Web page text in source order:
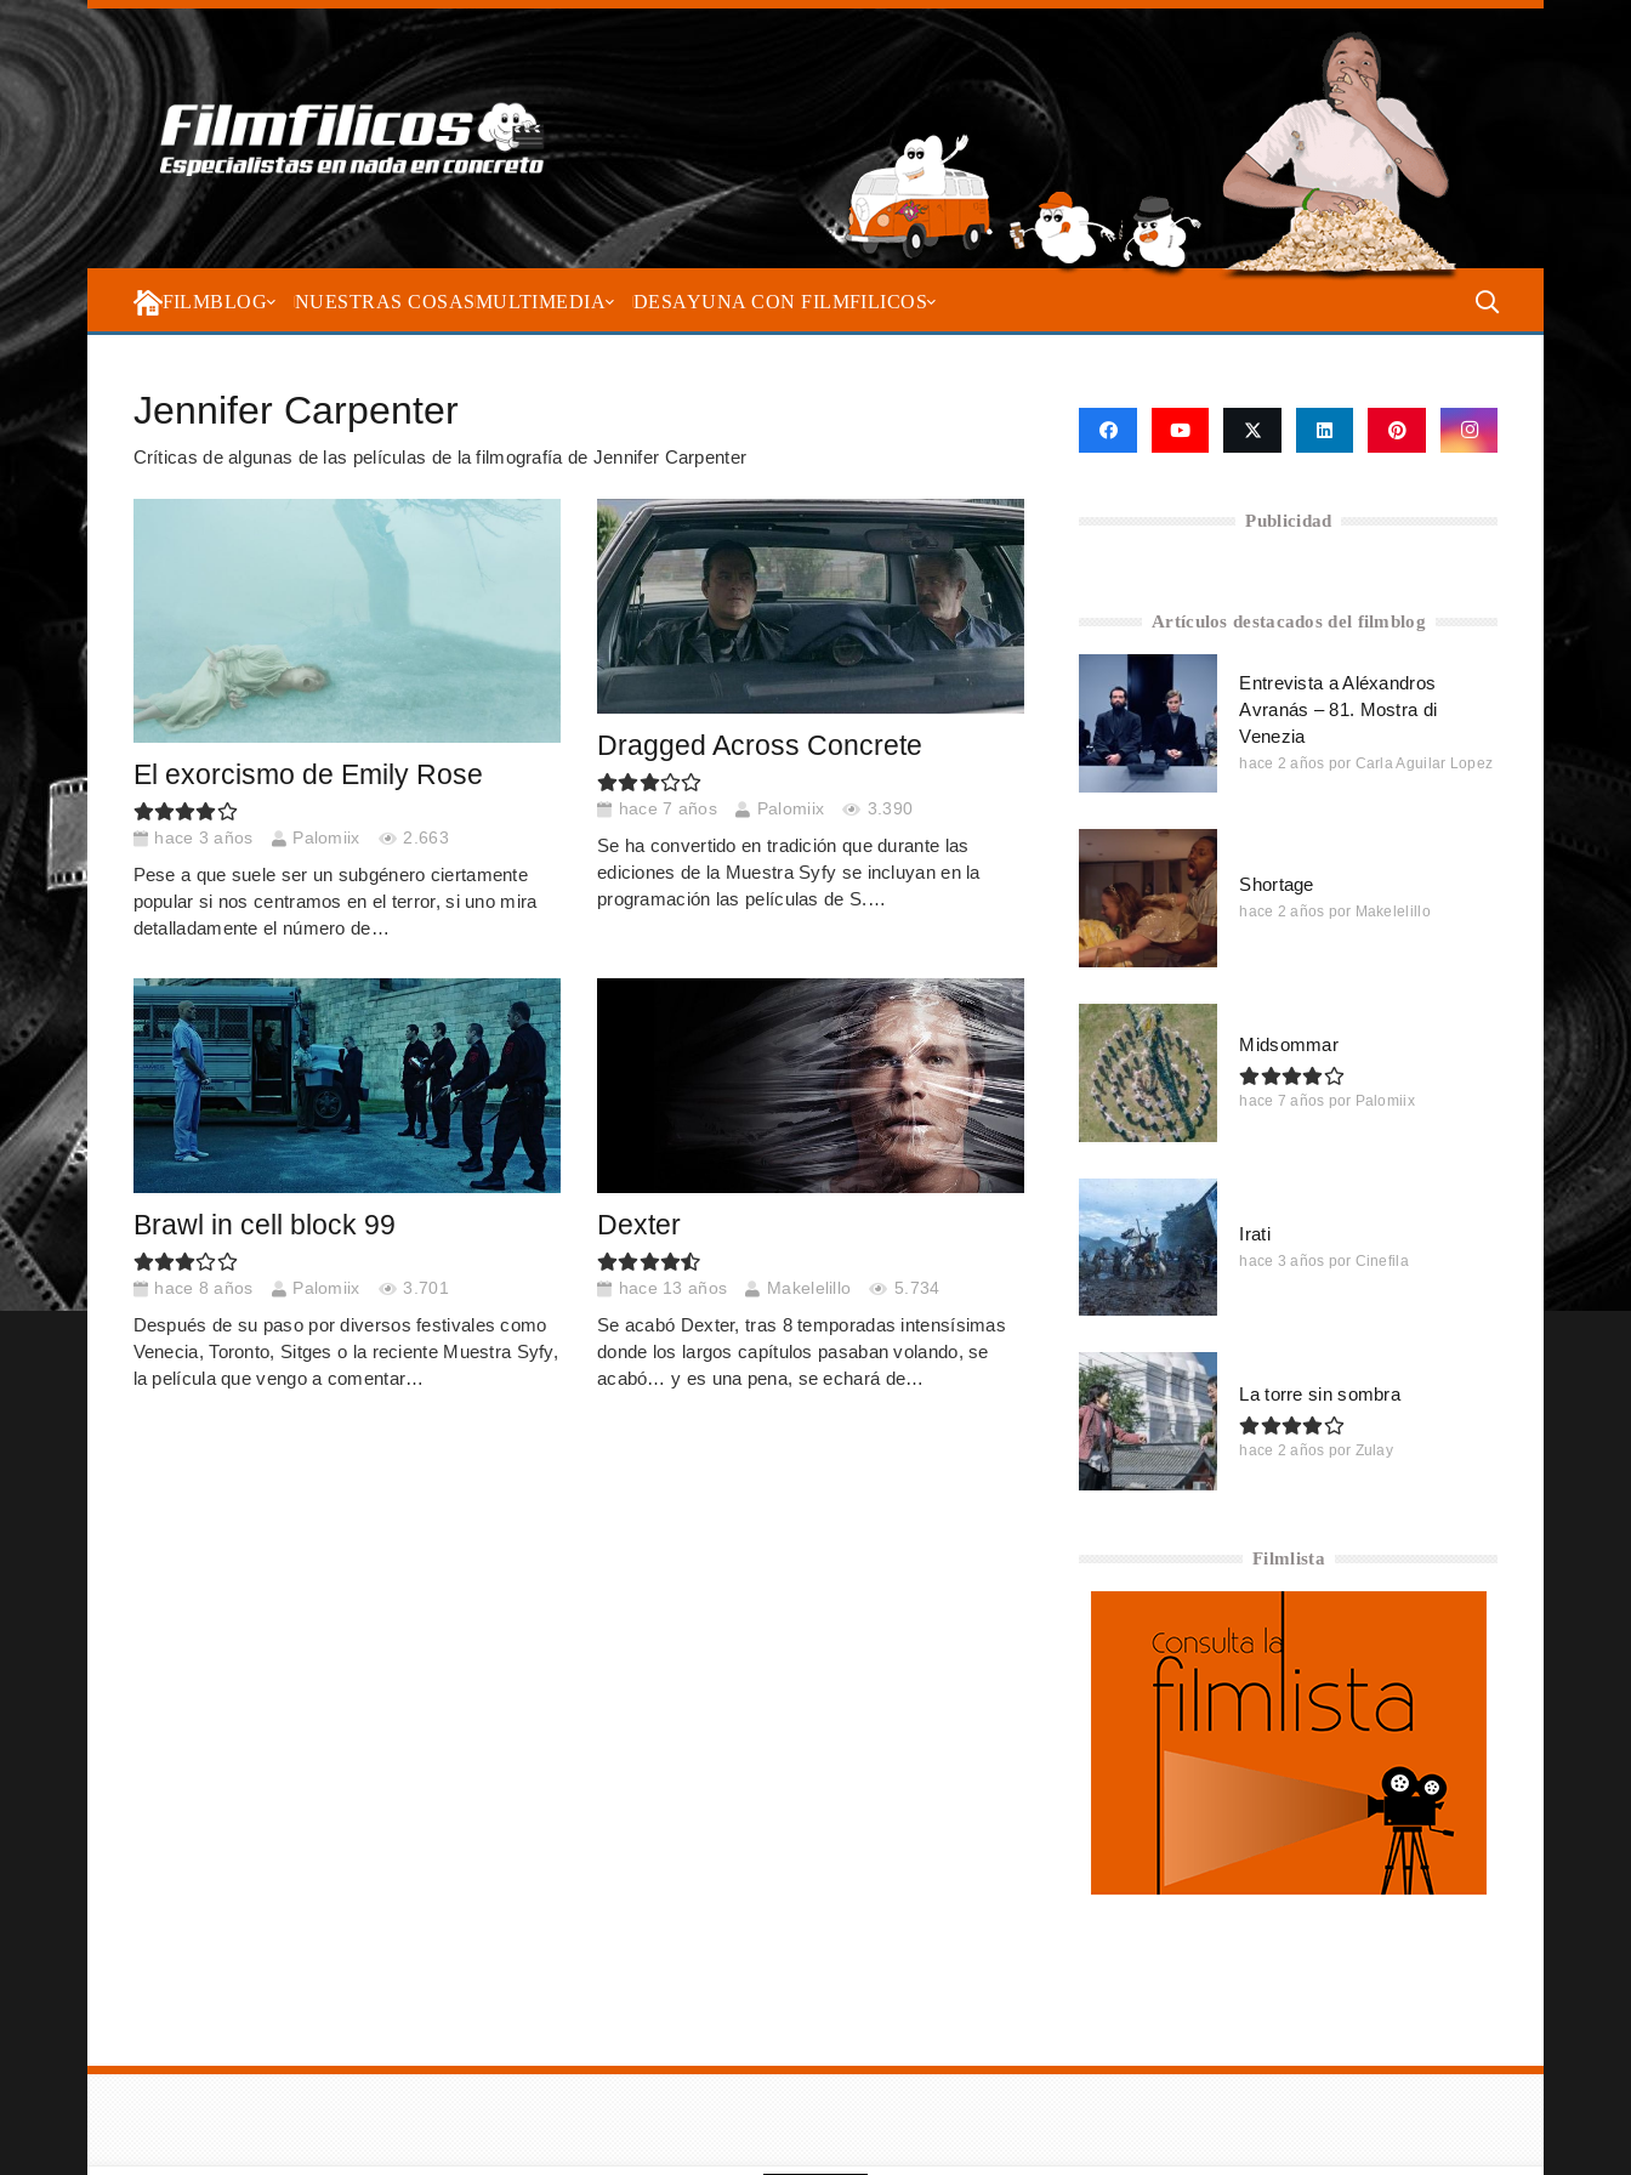
FILMBLOG NUESTRAS COSASMULTIMEDIA DESAYUNA CON FILMFILICOS
Jennifer Carpenter
Críticas de algunas de las películas de la filmografía de Jennifer Carpenter
El exorcismo de Emily Rose
hace 3 años Palomiix 2.663
Pese a que suele ser un subgénero ciertamente
popular si nos centramos en el terror, si uno mira
detalladamente el número de…
Dragged Across Concrete
hace 7 años Palomiix 3.390
Se ha convertido en tradición que durante las
ediciones de la Muestra Syfy se incluyan en la
programación las películas de S.…
Brawl in cell block 99
hace 8 años Palomiix 3.701
Después de su paso por diversos festivales como
Venecia, Toronto, Sitges o la reciente Muestra Syfy,
la película que vengo a comentar…
Dexter
hace 13 años Makelelillo 5.734
Se acabó Dexter, tras 8 temporadas intensísimas
donde los largos capítulos pasaban volando, se
acabó… y es una pena, se echará de…
Publicidad
Artículos destacados del filmblog
Entrevista a Aléxandros
Avranás – 81. Mostra di
Venezia
hace 2 años por Carla Aguilar Lopez
Shortage
hace 2 años por Makelelillo
Midsommar
hace 7 años por Palomiix
Irati
hace 3 años por Cinefila
La torre sin sombra
hace 2 años por Zulay
Filmlista